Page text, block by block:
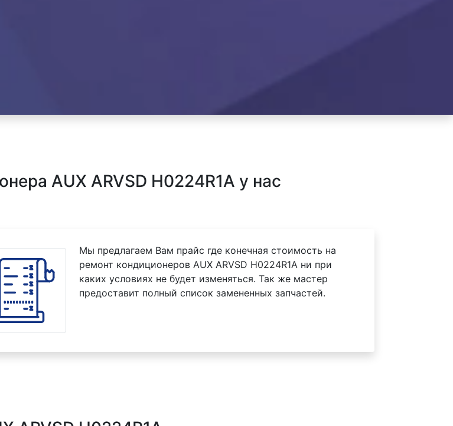
AUX ARVSD H0224R1A у нас
Мы предлагаем Вам прайс где конечная стоимость на
ремонт кондиционеров AUX ARVSD H0224R1A ни при
каких условиях не будет изменяться. Так же мастер
предоставит полный список замененных запчастей.